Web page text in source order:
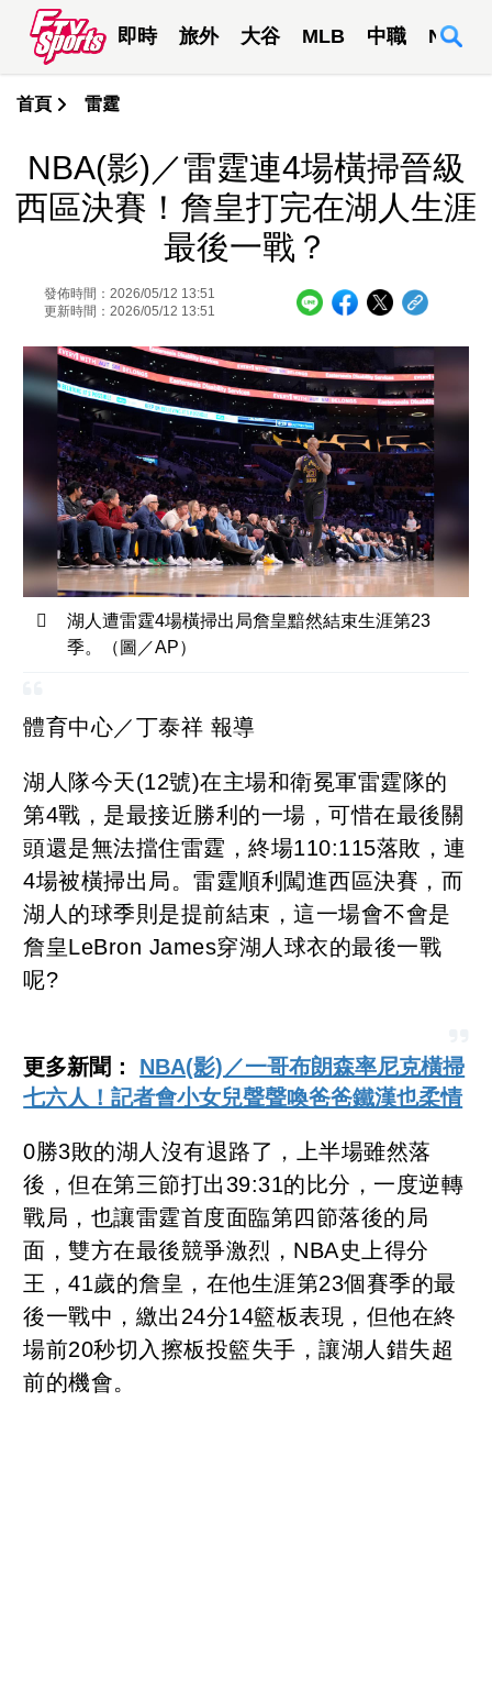
即時 旅外 大谷 MLB 中職 NBA
首頁 雷霆
NBA(影)／雷霆連4場橫掃晉級
西區決賽！詹皇打完在湖人生涯
最後一戰？
發佈時間：2026/05/12 13:51
更新時間：2026/05/12 13:51
湖人遭雷霆4場橫掃出局詹皇黯然結束生涯第23
季。（圖／AP）
體育中心／丁泰祥 報導
湖人隊今天(12號)在主場和衛冕軍雷霆隊的
第4戰，是最接近勝利的一場，可惜在最後關
頭還是無法擋住雷霆，終場110:115落敗，連
4場被橫掃出局。雷霆順利闖進西區決賽，而
湖人的球季則是提前結束，這一場會不會是
詹皇LeBron James穿湖人球衣的最後一戰
呢?
更多新聞： NBA(影)／一哥布朗森率尼克橫掃
七六人！記者會小女兒聲聲喚爸爸鐵漢也柔情
0勝3敗的湖人沒有退路了，上半場雖然落
後，但在第三節打出39:31的比分，一度逆轉
戰局，也讓雷霆首度面臨第四節落後的局
面，雙方在最後競爭激烈，NBA史上得分
王，41歲的詹皇，在他生涯第23個賽季的最
後一戰中，繳出24分14籃板表現，但他在終
場前20秒切入擦板投籃失手，讓湖人錯失超
前的機會。